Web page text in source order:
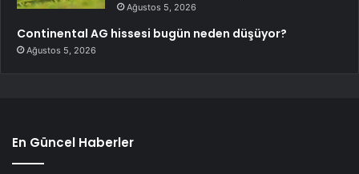
Ağustos 5, 2026
Continental AG hissesi bugün neden düşüyor?
Ağustos 5, 2026
En Güncel Haberler